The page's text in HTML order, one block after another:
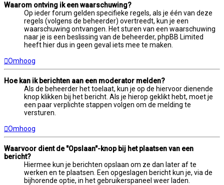
Waarom ontving ik een waarschuwing?
Op ieder forum gelden specifieke regels, als je één van deze
regels (volgens de beheerder) overtreedt, kun je een
waarschuwing ontvangen. Het sturen van een waarschuwing
naar je is een beslissing van de beheerder, phpBB Limited
heeft hier dus in geen geval iets mee te maken.
Omhoog
Hoe kan ik berichten aan een moderator melden?
Als de beheerder het toelaat, kun je op de hiervoor dienende
knop klikken bij het bericht. Als je hierop geklikt hebt, moet je
een paar verplichte stappen volgen om de melding te
versturen.
Omhoog
Waarvoor dient de "Opslaan"-knop bij het plaatsen van een
bericht?
Hiermee kun je berichten opslaan om ze dan later af te
werken en te plaatsen. Een opgeslagen bericht kun je, via de
bijhorende optie, in het gebruikerspaneel weer laden.